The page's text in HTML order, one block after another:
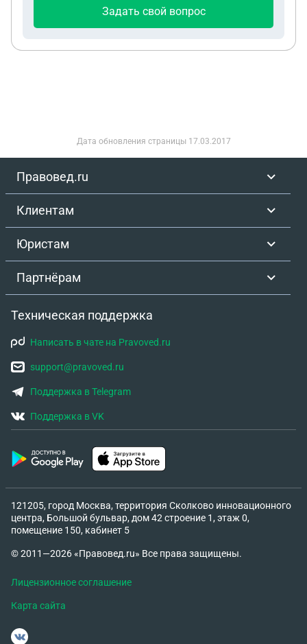
Задать свой вопрос
Дата обновления страницы 17.03.2017
Правовед.ru
Клиентам
Юристам
Партнёрам
Техническая поддержка
Написать в чате на Pravoved.ru
support@pravoved.ru
Поддержка в Telegram
Поддержка в VK
121205, город Москва, территория Сколково инновационного
центра, Большой бульвар, дом 42 строение 1, этаж 0,
помещение 150, кабинет 5
© 2011—2026 «Правовед.ru» Все права защищены.
Лицензионное соглашение
Карта сайта